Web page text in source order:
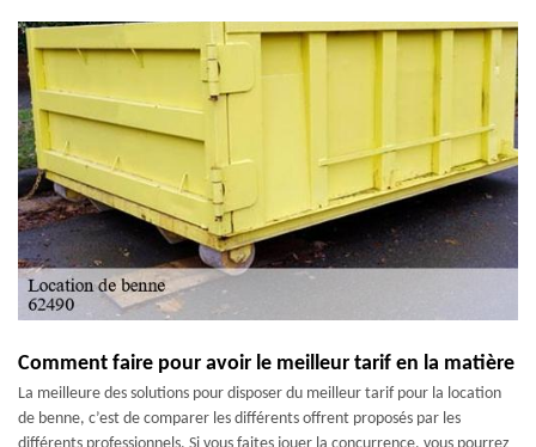
Comment faire pour avoir le meilleur tarif en la matière
La meilleure des solutions pour disposer du meilleur tarif pour la location
de benne, c’est de comparer les différents offrent proposés par les